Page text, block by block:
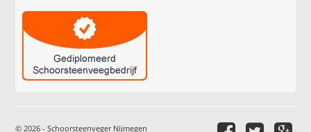
© 2026 - Schoorsteenveger Nijmegen